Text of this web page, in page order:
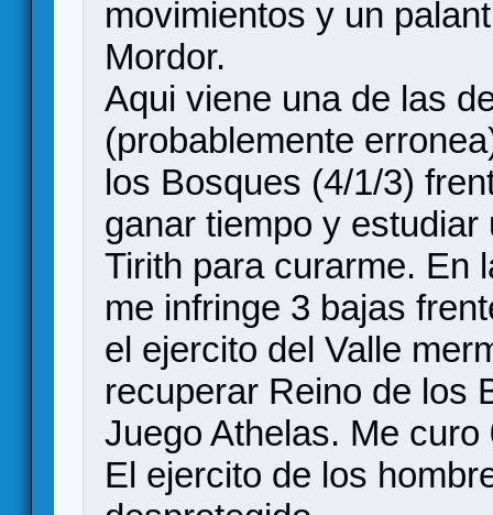
movimientos y un
Mordor.
Aqui viene una de las
(probablemente
los Bosques (4/1/3)
ganar tiempo y
Tirith para curarme. En
me infringe 3 bajas
el ejercito del Valle
recuperar Reino de los
Juego Athelas. Me curo
El ejercito de los